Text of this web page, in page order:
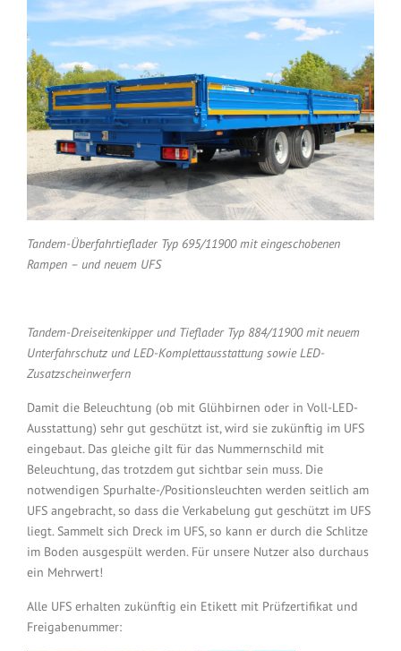
Tandem-Überfahrtieflader Typ 695/11900 mit eingeschobenen
Rampen – und neuem UFS
Tandem-Dreiseitenkipper und Tieflader Typ 884/11900 mit neuem
Unterfahrschutz und LED-Komplettausstattung sowie LED-
Zusatzscheinwerfern
Damit die Beleuchtung (ob mit Glühbirnen oder in Voll-LED-
Ausstattung) sehr gut geschützt ist, wird sie zukünftig im UFS
eingebaut. Das gleiche gilt für das Nummernschild mit
Beleuchtung, das trotzdem gut sichtbar sein muss. Die
notwendigen Spurhalte-/Positionsleuchten werden seitlich am
UFS angebracht, so dass die Verkabelung gut geschützt im UFS
liegt. Sammelt sich Dreck im UFS, so kann er durch die Schlitze
im Boden ausgespült werden. Für unsere Nutzer also durchaus
ein Mehrwert!
Alle UFS erhalten zukünftig ein Etikett mit Prüfzertifikat und
Freigabenummer: